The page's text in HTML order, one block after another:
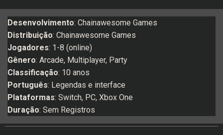
Desenvolvimento: Chainawesome Games
Distribuição: Chainawesome Games
Jogadores: 1-8 (online)
Gênero: Arcade, Multiplayer, Party
Classificação: 10 anos
Português: Legendas e interface
Plataformas: Switch, PC, Xbox One
Duração: Sem Registros